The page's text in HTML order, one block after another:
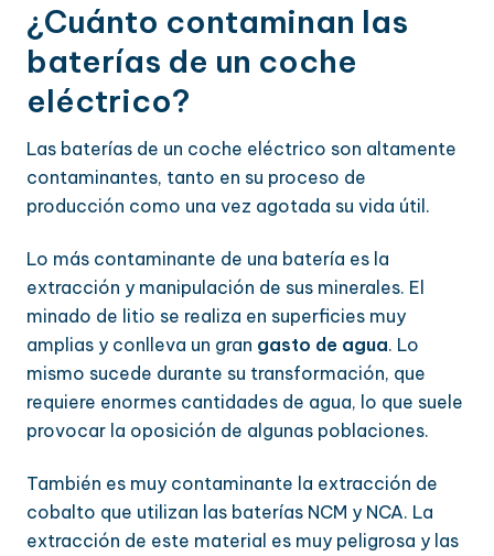
¿Cuánto contaminan las
baterías de un coche
eléctrico?
Las baterías de un coche eléctrico son altamente
contaminantes, tanto en su proceso de
producción como una vez agotada su vida útil.
Lo más contaminante de una batería es la
extracción y manipulación de sus minerales. El
minado de litio se realiza en superficies muy
amplias y conlleva un gran gasto de agua. Lo
mismo sucede durante su transformación, que
requiere enormes cantidades de agua, lo que suele
provocar la oposición de algunas poblaciones.
También es muy contaminante la extracción de
cobalto que utilizan las baterías NCM y NCA. La
extracción de este material es muy peligrosa y las